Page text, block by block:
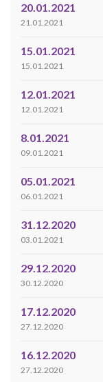
20.01.2021
21.01.2021
15.01.2021
15.01.2021
12.01.2021
12.01.2021
8.01.2021
09.01.2021
05.01.2021
06.01.2021
31.12.2020
03.01.2021
29.12.2020
30.12.2020
17.12.2020
27.12.2020
16.12.2020
27.12.2020